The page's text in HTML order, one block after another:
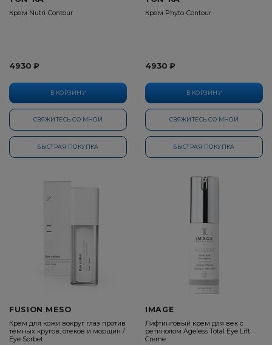
В КОРЗИНУ
СВЯЖИТЕСЬ СО МНОЙ
БЫСТРАЯ ПОКУПКА
Крем Nutri-Contour
4930 ₽
В КОРЗИНУ
СВЯЖИТЕСЬ СО МНОЙ
БЫСТРАЯ ПОКУПКА
Крем Phyto-Contour
4930 ₽
FUSION MESO
Крем для кожи вокруг глаз против
темных кругов, отеков и морщин /
Eye Sorbet
IMAGE
Лифтинговый крем для век с
ретинолом Ageless Total Eye Lift
Creme